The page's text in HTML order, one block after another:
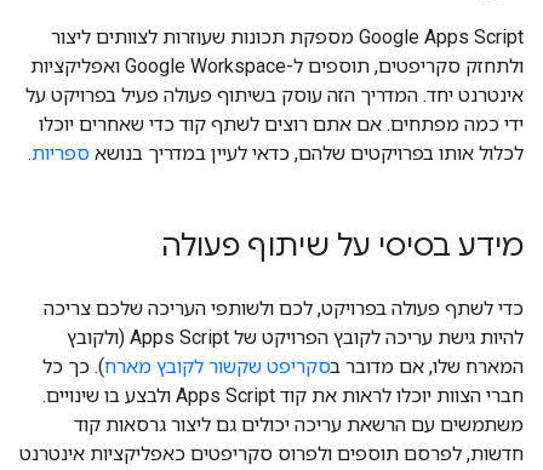
‫Google Apps Script מספקת תכונות שעוזרות לצוותים ליצור
ולתחזק סקריפטים, תוספים ל-Google Workspace ואפליקציות
אינטרנט יחד. המדריך הזה עוסק בשיתוף פעולה פעיל בפרויקט על
ידי כמה מפתחים. אם אתם רוצים לשתף קוד כדי שאחרים יוכלו
לכלול אותו בפרויקטים שלהם, כדאי לעיין במדריך בנושא ספריות.
מידע בסיסי על שיתוף פעולה
כדי לשתף פעולה בפרויקט, לכם ולשותפי העריכה שלכם צריכה
להיות גישת עריכה לקובץ הפרויקט של Apps Script (ולקובץ
המארח שלו, אם מדובר בסקריפט שקשור לקובץ מארח). כך כל
חברי הצוות יוכלו לראות את קוד Apps Script ולבצע בו שינויים.
משתמשים עם הרשאת עריכה יכולים גם ליצור גרסאות קוד
חדשות, לפרסם תוספים ולפרוס סקריפטים כאפליקציות אינטרנט